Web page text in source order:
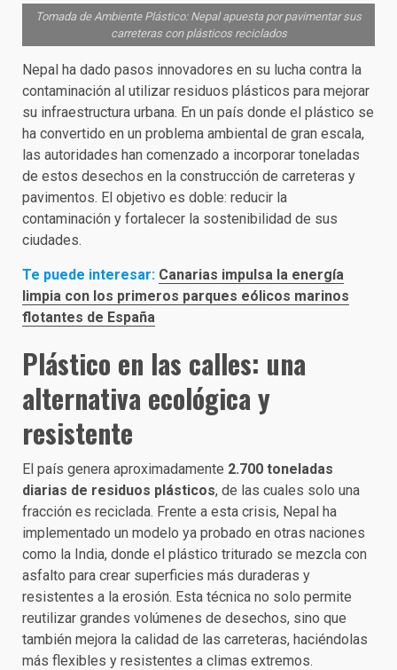
Tomada de Ambiente Plástico: Nepal apuesta por pavimentar sus
carreteras con plásticos reciclados
Nepal ha dado pasos innovadores en su lucha contra la
contaminación al utilizar residuos plásticos para mejorar
su infraestructura urbana. En un país donde el plástico se
ha convertido en un problema ambiental de gran escala,
las autoridades han comenzado a incorporar toneladas
de estos desechos en la construcción de carreteras y
pavimentos. El objetivo es doble: reducir la
contaminación y fortalecer la sostenibilidad de sus
ciudades.
Te puede interesar: Canarias impulsa la energía
limpia con los primeros parques eólicos marinos
flotantes de España
Plástico en las calles: una
alternativa ecológica y
resistente
El país genera aproximadamente 2.700 toneladas
diarias de residuos plásticos, de las cuales solo una
fracción es reciclada. Frente a esta crisis, Nepal ha
implementado un modelo ya probado en otras naciones
como la India, donde el plástico triturado se mezcla con
asfalto para crear superficies más duraderas y
resistentes a la erosión. Esta técnica no solo permite
reutilizar grandes volúmenes de desechos, sino que
también mejora la calidad de las carreteras, haciéndolas
más flexibles y resistentes a climas extremos.